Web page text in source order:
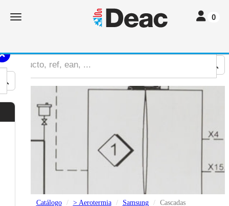
Toggle navigation Toggle
0
Catálogo > Aerotermia Samsung Cascadas